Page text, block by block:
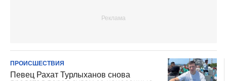
ПРОИСШЕСТВИЯ
Певец Рахат Турлыханов снова